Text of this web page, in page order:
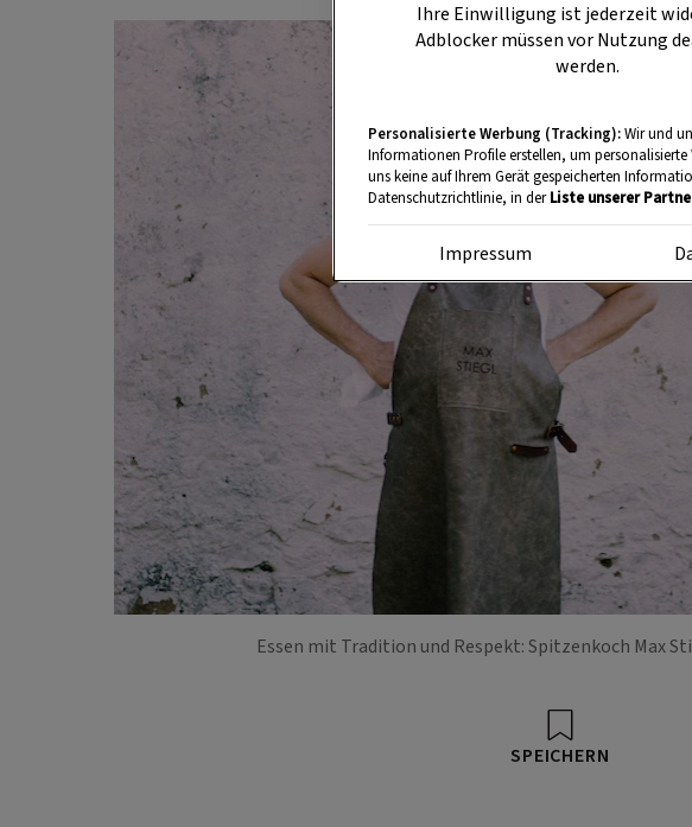
Essen mit Tradition und Respekt: Spitzenkoch Max
SPEICHERN
Ihre Einwilligung ist jederzeit
Adblocker müssen vor Nutzung
werden.
Personalisierte Werbung (Tracking):Wir und
Informationen Profile erstellen, um personalisierte
uns keine auf Ihrem Gerät gespeicherten
Datenschutzrichtlinie, in derListe unserer
Impressum